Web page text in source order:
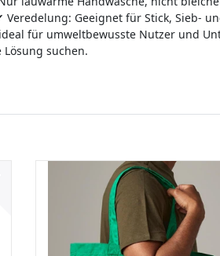
Geeignet für Stick, Sieb-
für umweltbewusste Nutzer und
suchen.